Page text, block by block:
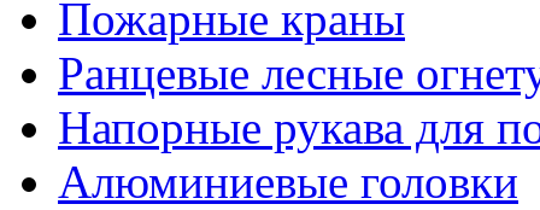
Пожарные краны
Ранцевые лесные
Напорные рукава для
Алюминиевые головки